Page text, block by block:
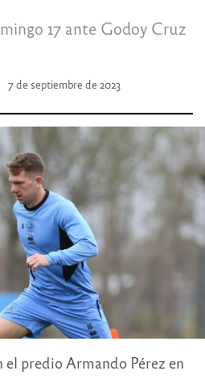
17 ante Godoy Cruz
7 de septiembre de 2023
el predio Armando Pérez en